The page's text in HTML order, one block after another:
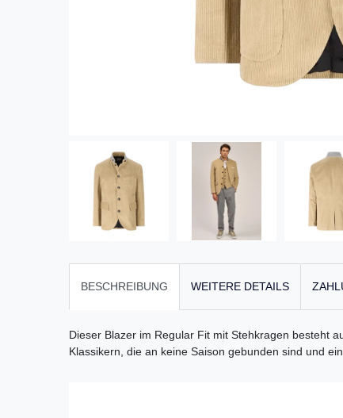
BESCHREIBUNG WEITERE DETAILS
Dieser Blazer im Regular Fit mit Stehkragen besteht
Klassikern, die an keine Saison gebunden sind und